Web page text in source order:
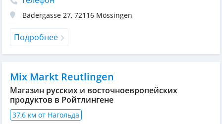
Bädergasse 27, 72116 Mössingen
Подробнее
Mix Markt Reutlingen
Магазин русских и восточноевропейских
продуктов в Ройтлингене
37,6 км от Нагольда